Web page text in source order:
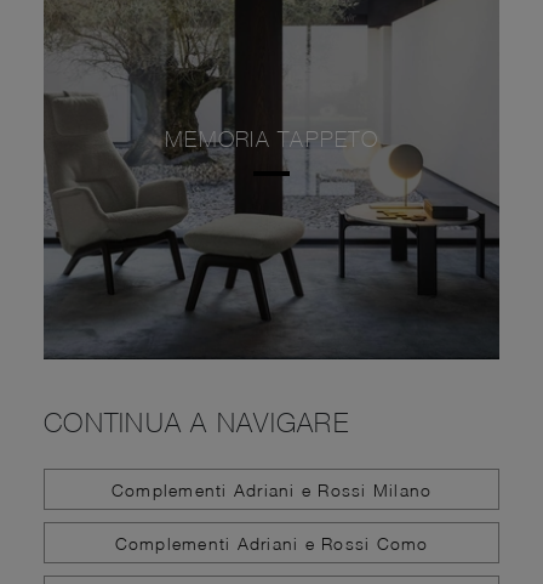
MEMORIA TAPPETO
CONTINUA A NAVIGARE
Complementi Adriani e Rossi Milano
Complementi Adriani e Rossi Como